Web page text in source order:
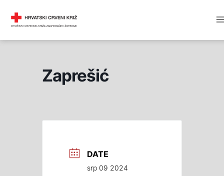
Zaprešić
DATE
srp 09 2024